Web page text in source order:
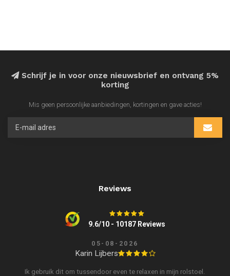
Schrijf je in voor onze nieuwsbrief en ontvang 5%
korting
Mis geen persoonlijke aanbiedingen, kortingen en gave acties!
Reviews
9.6/10 - 10187 Reviews
05-08-2026
Karin Lijbers
Ik gebruik dit om tussendoor even te relaxen in mijn rolstoel.